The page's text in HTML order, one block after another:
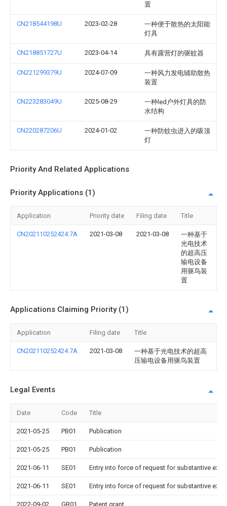
置
CN218544198U 2023-02-28
一种便于散热的太阳能
灯具
CN218851727U 2023-04-14 具有露营灯的驱蚊器
CN221299379U 2024-07-09
一种风力发电辅助散热
装置
CN223283049U 2025-08-29
一种led户外灯具的防
水结构
CN220287206U 2024-01-02
一种防蚊虫进入的吸顶
灯
Priority And Related Applications
Priority Applications (1)
Application Priority date Filing date Title
CN202110252424.7A 2021-03-08 2021-03-08
一种基于
光电技术
的超高压
输电设备
用驱鸟装
置
Applications Claiming Priority (1)
Application Filing date Title
CN202110252424.7A 2021-03-08
一种基于光电技术的超高
压输电设备用驱鸟装置
Legal Events
Date Code Title
2021-05-25 PB01 Publication
2021-05-25 PB01 Publication
2021-06-11 SE01 Entry into force of request for substantive
2021-06-11 SE01 Entry into force of request for substantive
2022-09-02 GR01 Patent grant